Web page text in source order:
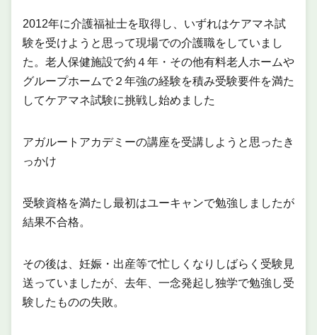
2012年に介護福祉士を取得し、いずれはケアマネ試
験を受けようと思って現場での介護職をしていまし
た。老人保健施設で約４年・その他有料老人ホームや
グループホームで２年強の経験を積み受験要件を満た
してケアマネ試験に挑戦し始めました
アガルートアカデミーの講座を受講しようと思ったき
っかけ
受験資格を満たし最初はユーキャンで勉強しましたが
結果不合格。
その後は、妊娠・出産等で忙しくなりしばらく受験見
送っていましたが、去年、一念発起し独学で勉強し受
験したものの失敗。